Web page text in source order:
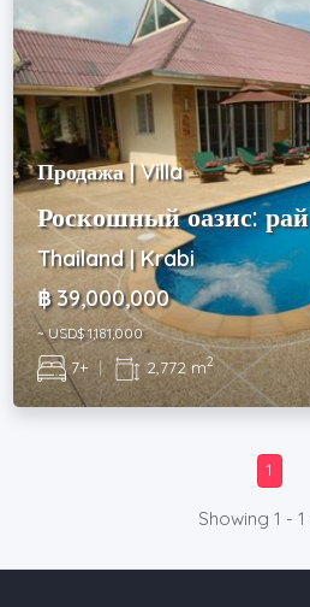
Продажа | Villa
Роскошный оазис: рай
Thailand | Krabi
฿ 39,000,000
~ USD$ 1,181,000
7+ | 2,772 m2
1
Showing 1 - 1